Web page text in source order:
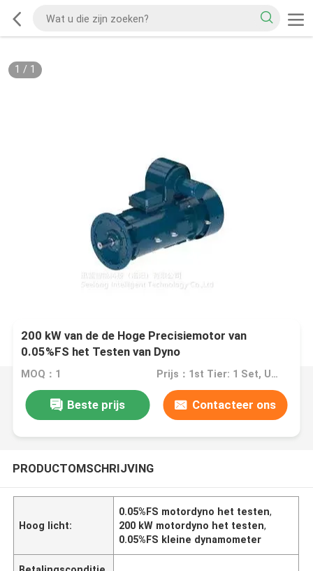
1 / 1
200 kW van de de Hoge Precisiemotor van
0.05%FS het Testen van Dyno
MOQ：1 Prijs：1st Tier: 1 Set, Unit Price USD 3.00 2nd Tier: 2-5 Sets, Unit Price USD 2.00 3rd Tier: Over 5 Sets, Unit Price USD 1.00
Beste prijs Contacteer ons
PRODUCTOMSCHRIJVING
Hoog licht:
0.05%FS motordyno het testen,
200 kW motordyno het testen,
0.05%FS kleine dynamometer